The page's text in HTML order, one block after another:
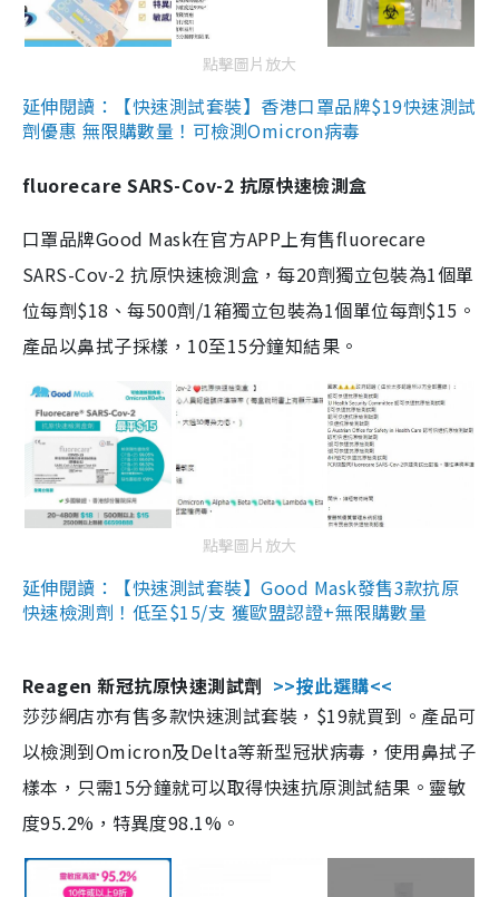
點擊圖片放大
延伸閱讀：【快速測試套裝】香港口罩品牌$19快速測試
劑優惠 無限購數量！可檢測Omicron病毒
fluorecare SARS-Cov-2 抗原快速檢測盒
口罩品牌Good Mask在官方APP上有售fluorecare
SARS-Cov-2 抗原快速檢測盒，每20劑獨立包裝為1個單
位每劑$18、每500劑/1箱獨立包裝為1個單位每劑$15。
產品以鼻拭子採樣，10至15分鐘知結果。
點擊圖片放大
延伸閱讀：【快速測試套裝】Good Mask發售3款抗原
快速檢測劑！低至$15/支 獲歐盟認證+無限購數量
Reagen 新冠抗原快速測試劑 >>按此選購<<
莎莎網店亦有售多款快速測試套裝，$19就買到。產品可
以檢測到Omicron及Delta等新型冠狀病毒，使用鼻拭子
樣本，只需15分鐘就可以取得快速抗原測試結果。靈敏
度95.2%，特異度98.1%。